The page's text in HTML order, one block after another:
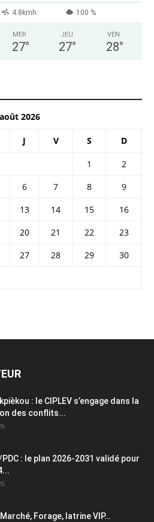
4.8kmh 100 %
MER
27°
JEU
27°
VEN
28°
août 2026
J V S D
1
2
6 7 8
9
13 14 15
16
20 21 22
23
27 28 29
30
: le CIPLEV s’engage dans la
des conflits...
: le plan 2026-2031 validé pour
Forage, latrine VIP…